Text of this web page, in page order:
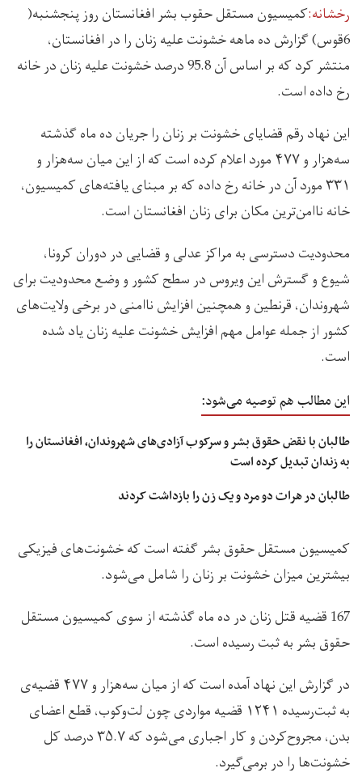
رخشانه:کمیسیون مستقل حقوب بشر افغانستان روز پنجشنبه(
6قوس) گزارش ده ماهه خشونت علیه زنان را در افغانستان،
منتشر کرد که بر اساس آن 95.8 درصد خشونت علیه زنان در خانه
رخ داده است.
این نهاد رقم قضایای خشونت بر زنان را جریان ده ماه گذشته
سه‌هزار و ۴۷۷ مورد اعلام کرده است که از این میان سه‌هزار و
۳۳۱ مورد آن در خانه رخ داده‌ که بر مبنای یافته‌های کمیسیون،
خانه ناامن‌ترین مکان برای زنان افغانستان است.
محدودیت دسترسی به مراکز عدلی و قضایی در دوران کرونا،
شیوع و گسترش این ویروس در سطح کشور و وضع محدودیت برای
شهروندان، قرنطین و همچنین افزایش ناامنی در برخی ولایت‌های
کشور از جمله عوامل مهم افزایش خشونت علیه زنان یاد شده
است.
این مطالب هم توصیه می‌شود:
طالبان با نقض حقوق بشر و سرکوب آزادی‌های شهروندان، افغانستان را
به زندان تبدیل کرده است
طالبان در هرات دو مرد و یک زن را بازداشت کردند
کمیسیون مستقل حقوق بشر گفته است که خشونت‌های فیزیکی
بیشترین میزان خشونت بر زنان را شامل می‌شود.
167 قضیه قتل زنان در ده ماه گذشته از سوی کمیسیون مستقل
حقوق بشر به ثبت رسیده است.
در گزارش این نهاد آمده است که از میان سه‌هزار و ۴۷۷ قضیه‌ی
به ثبت‌رسیده ۱۲۴۱ قضیه مواردی چون لت‌وکوب، قطع اعضای
بدن، مجروح‌کردن و کار اجباری می‌شود که ۳۵.۷ درصد کل
خشونت‌ها را در برمی‌گیرد.